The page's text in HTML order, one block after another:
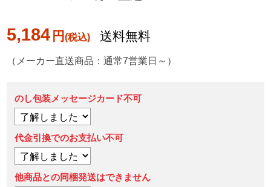
5,184 円 送料無料
（メーカー直送商品：通常7営業日～）
のし包装メッセージカード不可
代金引換でのお支払い不可
他商品との同梱発送はできません